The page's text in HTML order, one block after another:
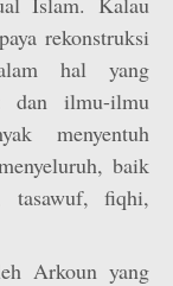
rekonstruksi
hal yang
dan ilmu-ilmu
menyentuh
baik
tasawuf, fiqhi,
Arkoun yang